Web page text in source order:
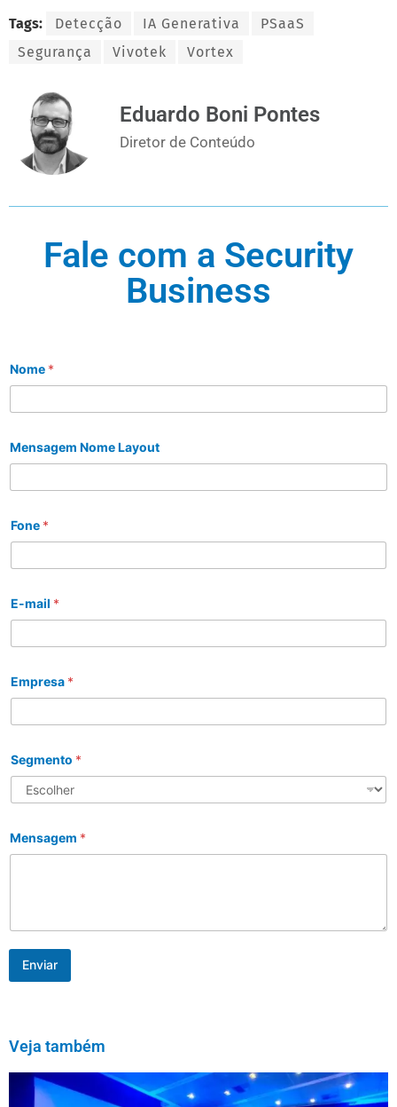
Tags: Detecção IA Generativa
PSaaS
Segurança
Vivotek Vortex
Eduardo Boni Pontes
Diretor de Conteúdo
Fale com a Security
Business
Nome *
Mensagem Nome Layout
Fone *
E-mail *
Empresa *
Segmento *
Mensagem *
Enviar
Veja também